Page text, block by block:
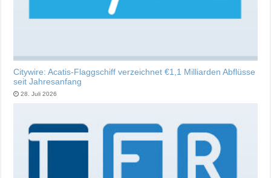
Citywire: Acatis-Flaggschiff verzeichnet €1,1 Milliarden Abflüsse
seit Jahresanfang
28. Juli 2026